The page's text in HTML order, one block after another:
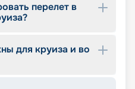
перелет в
для круиза и во